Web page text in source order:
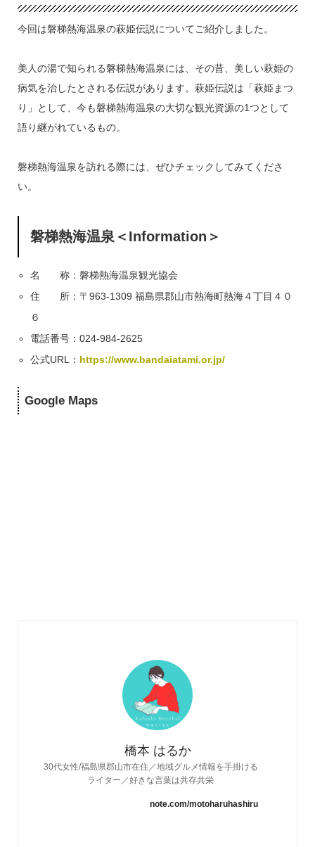
今回は磐梯熱海温泉の萩姫伝説についてご紹介しました。
美人の湯で知られる磐梯熱海温泉には、その昔、美しい萩姫の
病気を治したとされる伝説があります。萩姫伝説は「萩姫まつ
り」として、今も磐梯熱海温泉の大切な観光資源の1つとして
語り継がれているもの。
磐梯熱海温泉を訪れる際には、ぜひチェックしてみてくださ
い。
磐梯熱海温泉＜Information＞
名 称：磐梯熱海温泉観光協会
住 所：〒963-1309 福島県郡山市熱海町熱海４丁目４０
６
電話番号：024-984-2625
公式URL： https://www.bandaiatami.or.jp/
Google Maps
橋本 はるか
30代女性/福島県郡山市在住／地域グルメ情報を手掛ける
ライター／好きな言葉は共存共栄
note.com/motoharuhashiru